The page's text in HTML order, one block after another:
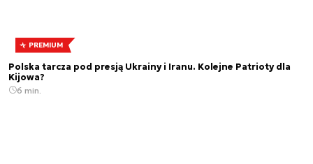
PREMIUM
Polska tarcza pod presją Ukrainy i Iranu. Kolejne Patrioty dla
Kijowa?
6 min.